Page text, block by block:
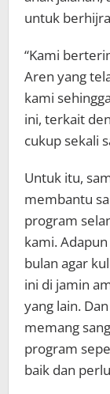
untuk
“Kami
Aren yang
kami
ini, terkait
cukup sekali
Untuk itu,
membantu
program
kami.
bulan agar
ini di jamin
yang lain.
memang
program
baik dan